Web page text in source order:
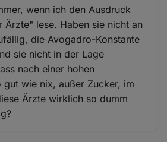
wenn ich den Ausdruck
Ärzte" lese. Haben sie nicht an
die Avogadro-Konstante
sie nicht in der Lage
nach einer hohen
gut wie nix, außer Zucker, im
Ärzte wirklich so dumm